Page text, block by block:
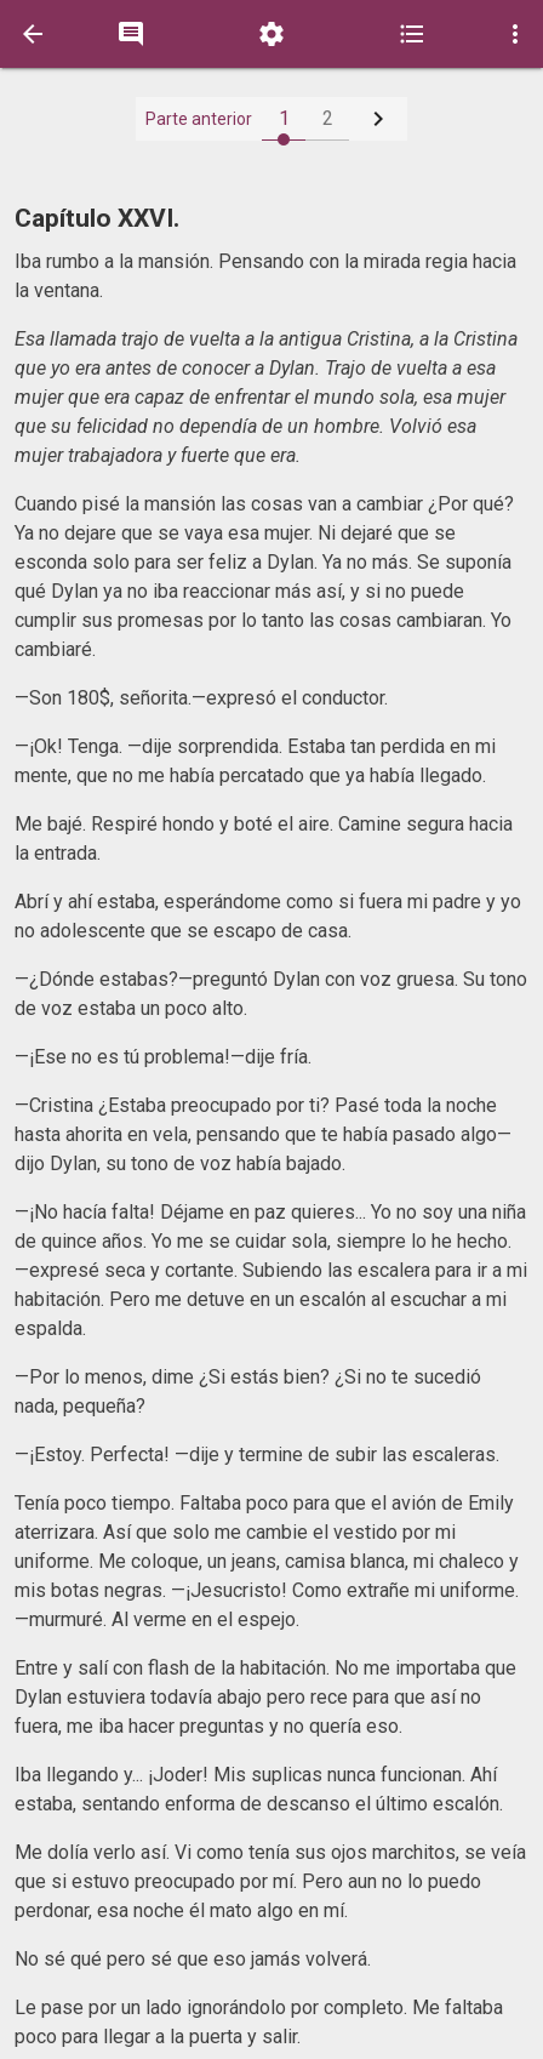
    
Parte anterior 1 2 
Capítulo XXVI.
Iba rumbo a la mansión. Pensando con la mirada regia hacia
la ventana.
Esa llamada trajo de vuelta a la antigua Cristina, a la Cristina
que yo era antes de conocer a Dylan. Trajo de vuelta a esa
mujer que era capaz de enfrentar el mundo sola, esa mujer
que su felicidad no dependía de un hombre. Volvió esa
mujer trabajadora y fuerte que era.
Cuando pisé la mansión las cosas van a cambiar ¿Por qué?
Ya no dejare que se vaya esa mujer. Ni dejaré que se
esconda solo para ser feliz a Dylan. Ya no más. Se suponía
qué Dylan ya no iba reaccionar más así, y si no puede
cumplir sus promesas por lo tanto las cosas cambiaran. Yo
cambiaré.
—Son 180$, señorita.—expresó el conductor.
—¡Ok! Tenga. —dije sorprendida. Estaba tan perdida en mi
mente, que no me había percatado que ya había llegado.
Me bajé. Respiré hondo y boté el aire. Camine segura hacia
la entrada.
Abrí y ahí estaba, esperándome como si fuera mi padre y yo
no adolescente que se escapo de casa.
—¿Dónde estabas?—preguntó Dylan con voz gruesa. Su tono
de voz estaba un poco alto.
—¡Ese no es tú problema!—dije fría.
—Cristina ¿Estaba preocupado por ti? Pasé toda la noche
hasta ahorita en vela, pensando que te había pasado algo—
dijo Dylan, su tono de voz había bajado.
—¡No hacía falta! Déjame en paz quieres... Yo no soy una niña
de quince años. Yo me se cuidar sola, siempre lo he hecho.
—expresé seca y cortante. Subiendo las escalera para ir a mi
habitación. Pero me detuve en un escalón al escuchar a mi
espalda.
—Por lo menos, dime ¿Si estás bien? ¿Si no te sucedió
nada, pequeña?
—¡Estoy. Perfecta! —dije y termine de subir las escaleras.
Tenía poco tiempo. Faltaba poco para que el avión de Emily
aterrizara. Así que solo me cambie el vestido por mi
uniforme. Me coloque, un jeans, camisa blanca, mi chaleco y
mis botas negras. —¡Jesucristo! Como extrañe mi uniforme.
—murmuré. Al verme en el espejo.
Entre y salí con flash de la habitación. No me importaba que
Dylan estuviera todavía abajo pero rece para que así no
fuera, me iba hacer preguntas y no quería eso.
Iba llegando y... ¡Joder! Mis suplicas nunca funcionan. Ahí
estaba, sentando enforma de descanso el último escalón.
Me dolía verlo así. Vi como tenía sus ojos marchitos, se veía
que si estuvo preocupado por mí. Pero aun no lo puedo
perdonar, esa noche él mato algo en mí.
No sé qué pero sé que eso jamás volverá.
Le pase por un lado ignorándolo por completo. Me faltaba
poco para llegar a la puerta y salir.